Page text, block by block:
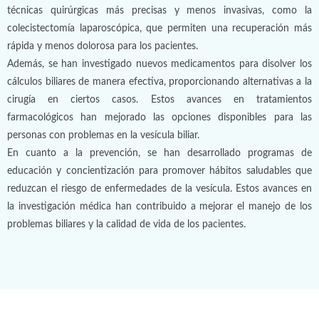
técnicas quirúrgicas más precisas y menos invasivas, como la
colecistectomía laparoscópica, que permiten una recuperación más
rápida y menos dolorosa para los pacientes.
Además, se han investigado nuevos medicamentos para disolver los
cálculos biliares de manera efectiva, proporcionando alternativas a la
cirugía en ciertos casos. Estos avances en tratamientos
farmacológicos han mejorado las opciones disponibles para las
personas con problemas en la vesícula biliar.
En cuanto a la prevención, se han desarrollado programas de
educación y concientización para promover hábitos saludables que
reduzcan el riesgo de enfermedades de la vesícula. Estos avances en
la investigación médica han contribuido a mejorar el manejo de los
problemas biliares y la calidad de vida de los pacientes.